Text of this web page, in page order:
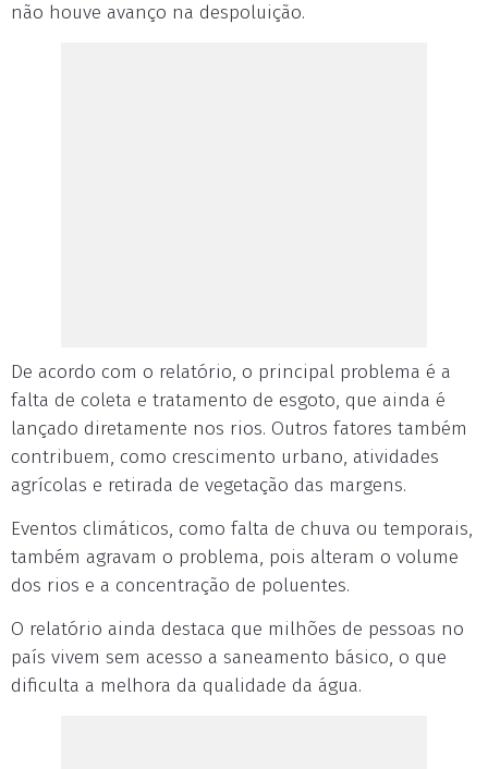
não houve avanço na despoluição.
De acordo com o relatório, o principal problema é a
falta de coleta e tratamento de esgoto, que ainda é
lançado diretamente nos rios. Outros fatores também
contribuem, como crescimento urbano, atividades
agrícolas e retirada de vegetação das margens.
Eventos climáticos, como falta de chuva ou temporais,
também agravam o problema, pois alteram o volume
dos rios e a concentração de poluentes.
O relatório ainda destaca que milhões de pessoas no
país vivem sem acesso a saneamento básico, o que
dificulta a melhora da qualidade da água.